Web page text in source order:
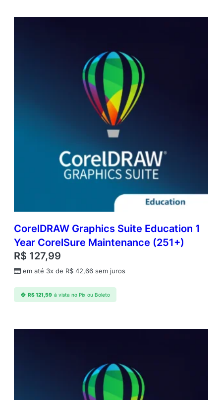
CorelDRAW Graphics Suite Education 1
Year CorelSure Maintenance (251+)
R$ 127,99
em até 3x de R$ 42,66 sem juros
R$121,59 à vista no Pix ou Boleto